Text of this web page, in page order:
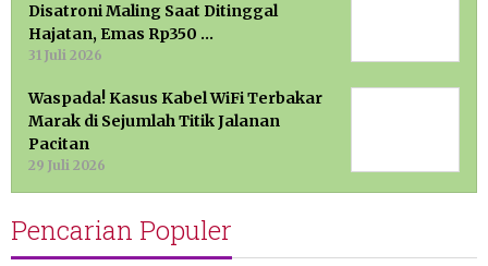
Disatroni Maling Saat Ditinggal
Hajatan, Emas Rp350 …
31 Juli 2026
Waspada! Kasus Kabel WiFi Terbakar
Marak di Sejumlah Titik Jalanan
Pacitan
29 Juli 2026
Pencarian Populer